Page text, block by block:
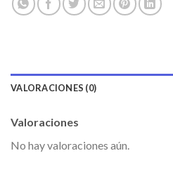
VALORACIONES (0)
Valoraciones
No hay valoraciones aún.